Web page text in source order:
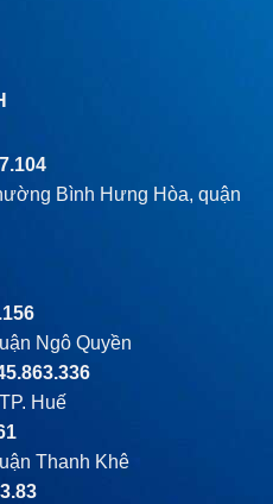
Bình Hưng Hòa, quận
Ngô Quyền
Huế
Thanh Khê